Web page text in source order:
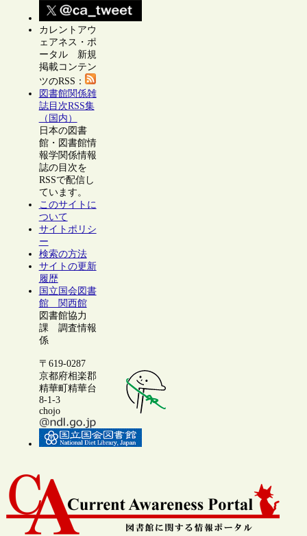
カレントアウ
ェアネス・ポ
ータル 新規
掲載コンテン
ツのRSS：
図書館関係雑
誌目次RSS集
（国内）
日本の図書
館・図書館情
報学関係情報
誌の目次を
RSSで配信し
ています。
このサイトに
ついて
サイトポリシ
ー
検索の方法
サイトの更新
履歴
国立国会図書
館 関西館
図書館協力
課 調査情報
係
〒619-0287
京都府相楽郡
精華町精華台
8-1-3
chojo